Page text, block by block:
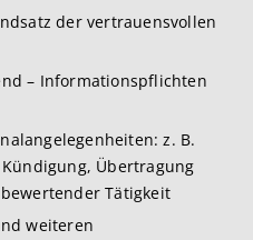
der vertrauensvollen
– Informationspflichten
z. B.
Übertragung
Tätigkeit
weiteren